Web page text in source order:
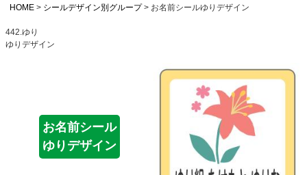
て
よくある質問
商品ガイド
HOME シールデザイン別グループ お名前シールゆりデザイン
442.ゆり
ゆりデザイン
お名前シール
ゆりデザイン